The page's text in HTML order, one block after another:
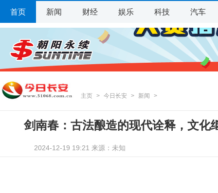
首页 新闻 财经 娱乐 科技 汽车
主页 > 今日长安 > 新闻 >
剑南春：古法酿造的现代诠释，文化
2024-12-19 19:21 来源：未知